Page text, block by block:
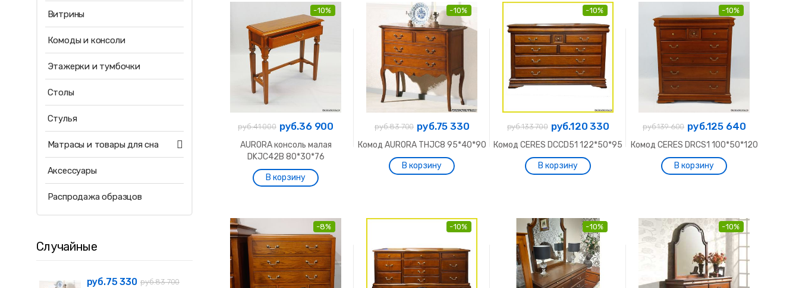
-10%
руб.41 000 руб.36 900
AURORA консоль малая
DKJC42B 80*30*76
-10%
руб.83 700 руб.75 330
Комод AURORA THJC8 95*40*90
-10%
руб.133 700 руб.120 330
Комод CERES DCCD51 122*50*95
-10%
руб.139 600 руб.125 640
Комод CERES DRCS1 100*50*120
-8% -10% -10% -10%
Витрины
Комоды и консоли
Этажерки и тумбочки
Столы
Стулья
Матрасы и товары для сна
Аксессуары
Распродажа образцов
Случайные
руб.75 330 руб.83 700